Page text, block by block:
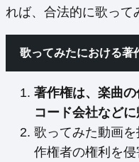
れば、合法的に歌って
歌ってみたにおける著
著作権は、楽曲
コード会社など
歌ってみた動画
作権者の権利を